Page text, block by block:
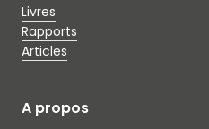
Livres
Rapports
Articles
A propos